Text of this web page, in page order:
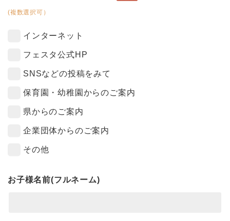
(複数選択可）
インターネット
フェスタ公式HP
SNSなどの投稿をみて
保育園・幼稚園からのご案内
県からのご案内
企業団体からのご案内
その他
お子様名前(フルネーム)